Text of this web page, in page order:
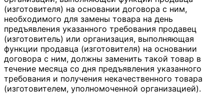
(изготовителя) на основании договора с ним,
необходимого для замены товара на день
предъявления указанного требования продавец
(изготовитель) или организация, выполняющая
функции продавца (изготовителя) на основании
договора с ним, должны заменить такой товар в
течение месяца со дня предъявления указанного
требования и получения некачественного товара
(изготовителем, уполномоченной организацией).